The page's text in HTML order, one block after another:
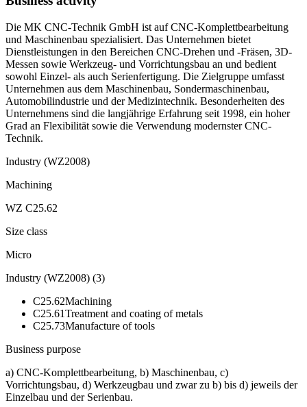
Die MK CNC-Technik GmbH ist auf CNC-Komplettbearbeitung
und Maschinenbau spezialisiert. Das Unternehmen bietet
Dienstleistungen in den Bereichen CNC-Drehen und -Fräsen, 3D-
Messen sowie Werkzeug- und Vorrichtungsbau an und bedient
sowohl Einzel- als auch Serienfertigung. Die Zielgruppe umfasst
Unternehmen aus dem Maschinenbau, Sondermaschinenbau,
Automobilindustrie und der Medizintechnik. Besonderheiten des
Unternehmens sind die langjährige Erfahrung seit 1998, ein hoher
Grad an Flexibilität sowie die Verwendung modernster CNC-
Technik.
Industry (WZ2008)
Machining
WZ C25.62
Size class
Micro
Industry (WZ2008) (3)
C25.62Machining
C25.61Treatment and coating of metals
C25.73Manufacture of tools
Business purpose
a) CNC-Komplettbearbeitung, b) Maschinenbau, c)
Vorrichtungsbau, d) Werkzeugbau und zwar zu b) bis d) jeweils der
Einzelbau und der Serienbau.